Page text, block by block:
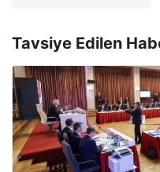
Tavsiye Edilen